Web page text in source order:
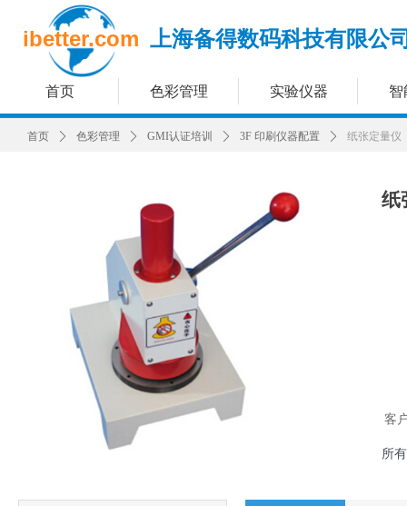
首页 色彩管理 实验仪器 智
ibetter.com 上海备得数码科技有限公
首页 ꄲ 色彩管理 ꄲ GMI认证培训 ꄲ 3F 印刷仪器配置 ꄲ 纸张定量仪
客
纸
所